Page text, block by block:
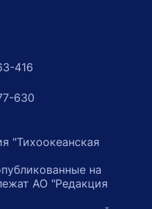
416
630
"Тихоокеанская
на
АО "Редакция